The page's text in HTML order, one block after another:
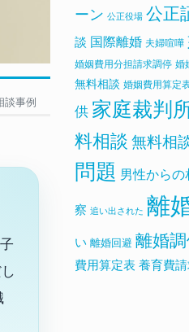
談事例
ーン 公正役場 公正
談 国際離婚 夫婦喧嘩
婚姻費用分担請求調停 婚
無料相談 婚姻費用算定
供 家庭裁判
料相談 無料相
問題 男性からの
察 追い出された 離
い 離婚回避 離婚
費用算定表 養育費